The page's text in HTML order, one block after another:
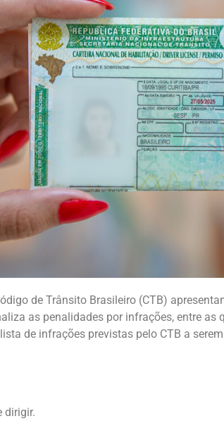
de Trânsito Brasileiro (CTB)
as penalidades por infrações, entre as
de infrações previstas pelo CTB a
dirigir.